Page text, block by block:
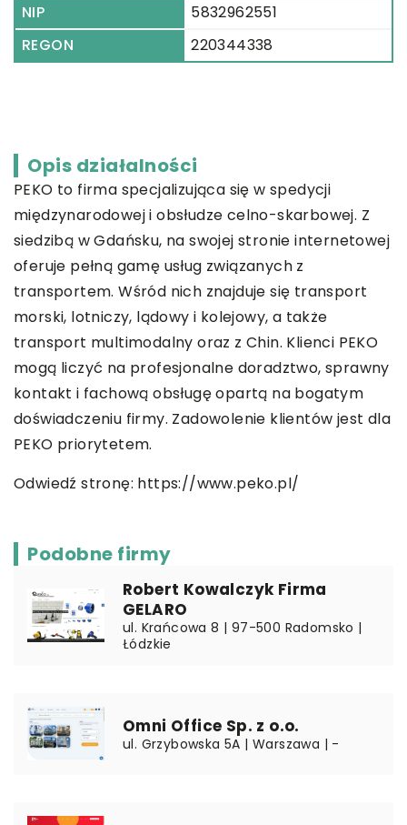
NIP
5832962551
REGON
220344338
Opis działalności
PEKO to firma specjalizująca się w spedycji
międzynarodowej i obsłudze celno-skarbowej. Z
siedzibą w Gdańsku, na swojej stronie internetowej
oferuje pełną gamę usług związanych z
transportem. Wśród nich znajduje się transport
morski, lotniczy, lądowy i kolejowy, a także
transport multimodalny oraz z Chin. Klienci PEKO
mogą liczyć na profesjonalne doradztwo, sprawny
kontakt i fachową obsługę opartą na bogatym
doświadczeniu firmy. Zadowolenie klientów jest dla
PEKO priorytetem.
Odwiedź stronę: https://www.peko.pl/
Podobne firmy
Robert Kowalczyk Firma
GELARO
ul. Krańcowa 8 | 97-500 Radomsko |
Łódzkie
Omni Office Sp. z o.o.
ul. Grzybowska 5A | Warszawa | -